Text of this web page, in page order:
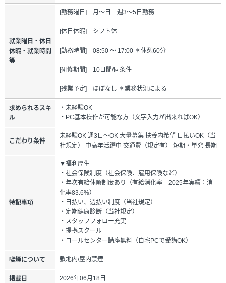
就業曜日・休日
休暇・就業時間
等
[勤務曜日] 月～日 週3～5日勤務
[休日休暇] シフト休
[勤務時間] 08:50 ～ 17:00 ＊休憩60分
[研修期間] 10日間/同条件
[残業予定] ほぼなし ＊業務状況による
求められるスキ
ル
・未経験OK
・PC基本操作が可能な方（文字入力が出来ればOK）
こだわり条件
未経験OK 週3日～OK 大量募集 扶養内希望 日払いOK（当
社規定） 中高年活躍中 交通費（規定有） 短期・単発 長期
特記事項
▼福利厚生
・社会保険制度（社会保険、雇用保険など）
・年次有給休暇制度あり（有給消化率 2025年実績：消
化率83.6%）
・日払い、週払い制度（当社規定）
・定期健康診断（当社規定）
・スタッフフォロー充実
・提携スクール
・コールセンター講座無料（自宅PCで受講OK）
喫煙について 敷地内/屋内禁煙
掲載日 2026年06月18日